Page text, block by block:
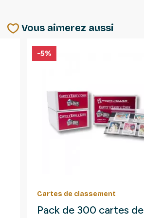
Vous aimerez aussi
Cartes de classement
Pack de 300 cartes de
-5%